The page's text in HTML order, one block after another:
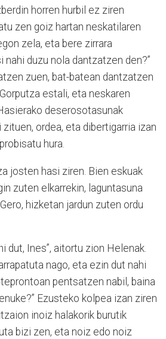
horren hurbil ez ziren
zen goiz hartan neskatilaren
zela, eta bere zirrara
nahi duzu nola dantzatzen den?”
zuen, bat-batean dantzatzen
estali, eta neskaren
deserosotasunak
ordea, eta dibertigarria izan
hura.
josten hasi ziren. Bien eskuak
zuten elkarrekin, laguntasuna
hizketan jardun zuten ordu
dut, Ines”, aitortu zion Helenak.
nago, eta ezin dut nahi
pentsatzen nabil, baina
Ezusteko kolpea izan ziren
inoiz halakorik burutik
bizi zen, eta noiz edo noiz